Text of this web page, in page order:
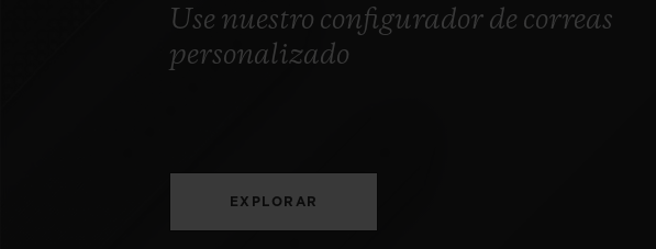
Use nuestro configurador de correas
personalizado
EXPLORAR